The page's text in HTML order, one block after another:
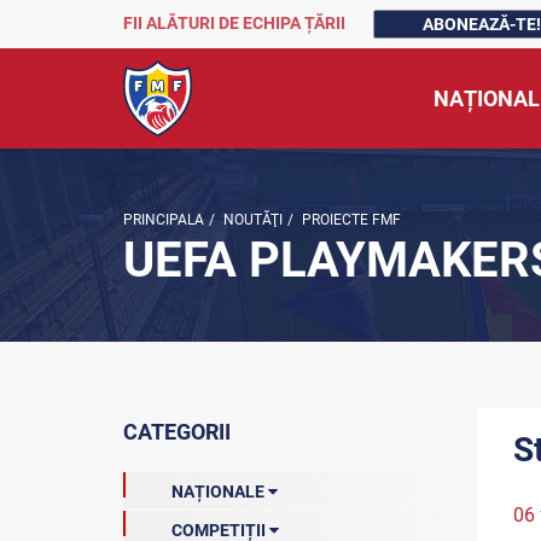
FII ALĂTURI DE ECHIPA ȚĂRII ABONEAZĂ-TE!
PRINCIPALA / NOUTĂŢI / PROIECTE FMF
UEFA
CATEGORII
NAȚIONALE
COMPETIȚII
06